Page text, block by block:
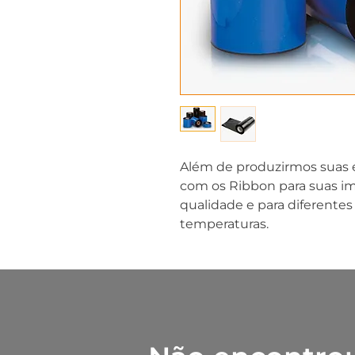
Além de produzirmos
com os Ribbon para suas
qualidade e para
temperaturas.